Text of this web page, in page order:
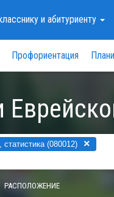
и абитуриенту
Профориентация
статистика (080012) ×
РАСПОЛОЖЕНИЕ